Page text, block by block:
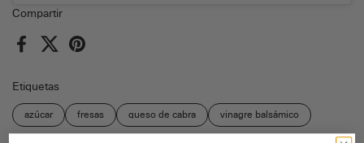
Compartir
FacebookX (Twitter)Pinterest
Etiquetas
azúcar fresas queso de cabra vinagre balsámico